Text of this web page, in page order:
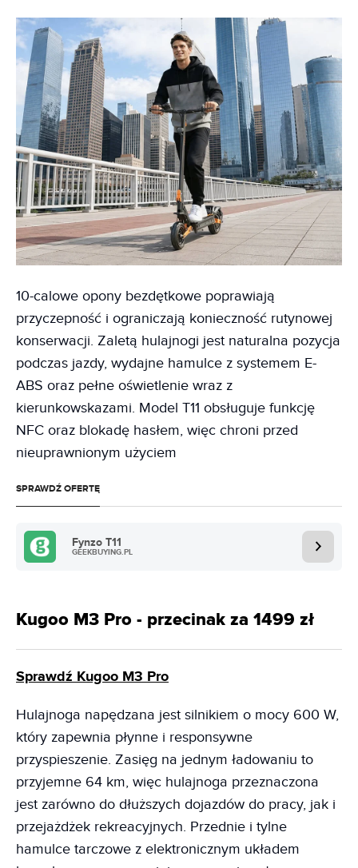
10-calowe opony bezdętkowe poprawiają
przyczepność i ograniczają konieczność rutynowej
konserwacji. Zaletą hulajnogi jest naturalna pozycja
podczas jazdy, wydajne hamulce z systemem E-
ABS oraz pełne oświetlenie wraz z
kierunkowskazami. Model T11 obsługuje funkcję
NFC oraz blokadę hasłem, więc chroni przed
nieuprawnionym użyciem
SPRAWDŹ OFERTĘ
Fynzo T11
GEEKBUYING.PL
Kugoo M3 Pro - przecinak za 1499 zł
Sprawdź Kugoo M3 Pro
Hulajnoga napędzana jest silnikiem o mocy 600 W,
który zapewnia płynne i responsywne
przyspieszenie. Zasięg na jednym ładowaniu to
przyjemne 64 km, więc hulajnoga przeznaczona
jest zarówno do dłuższych dojazdów do pracy, jak i
przejażdżek rekreacyjnych. Przednie i tylne
hamulce tarczowe z elektronicznym układem